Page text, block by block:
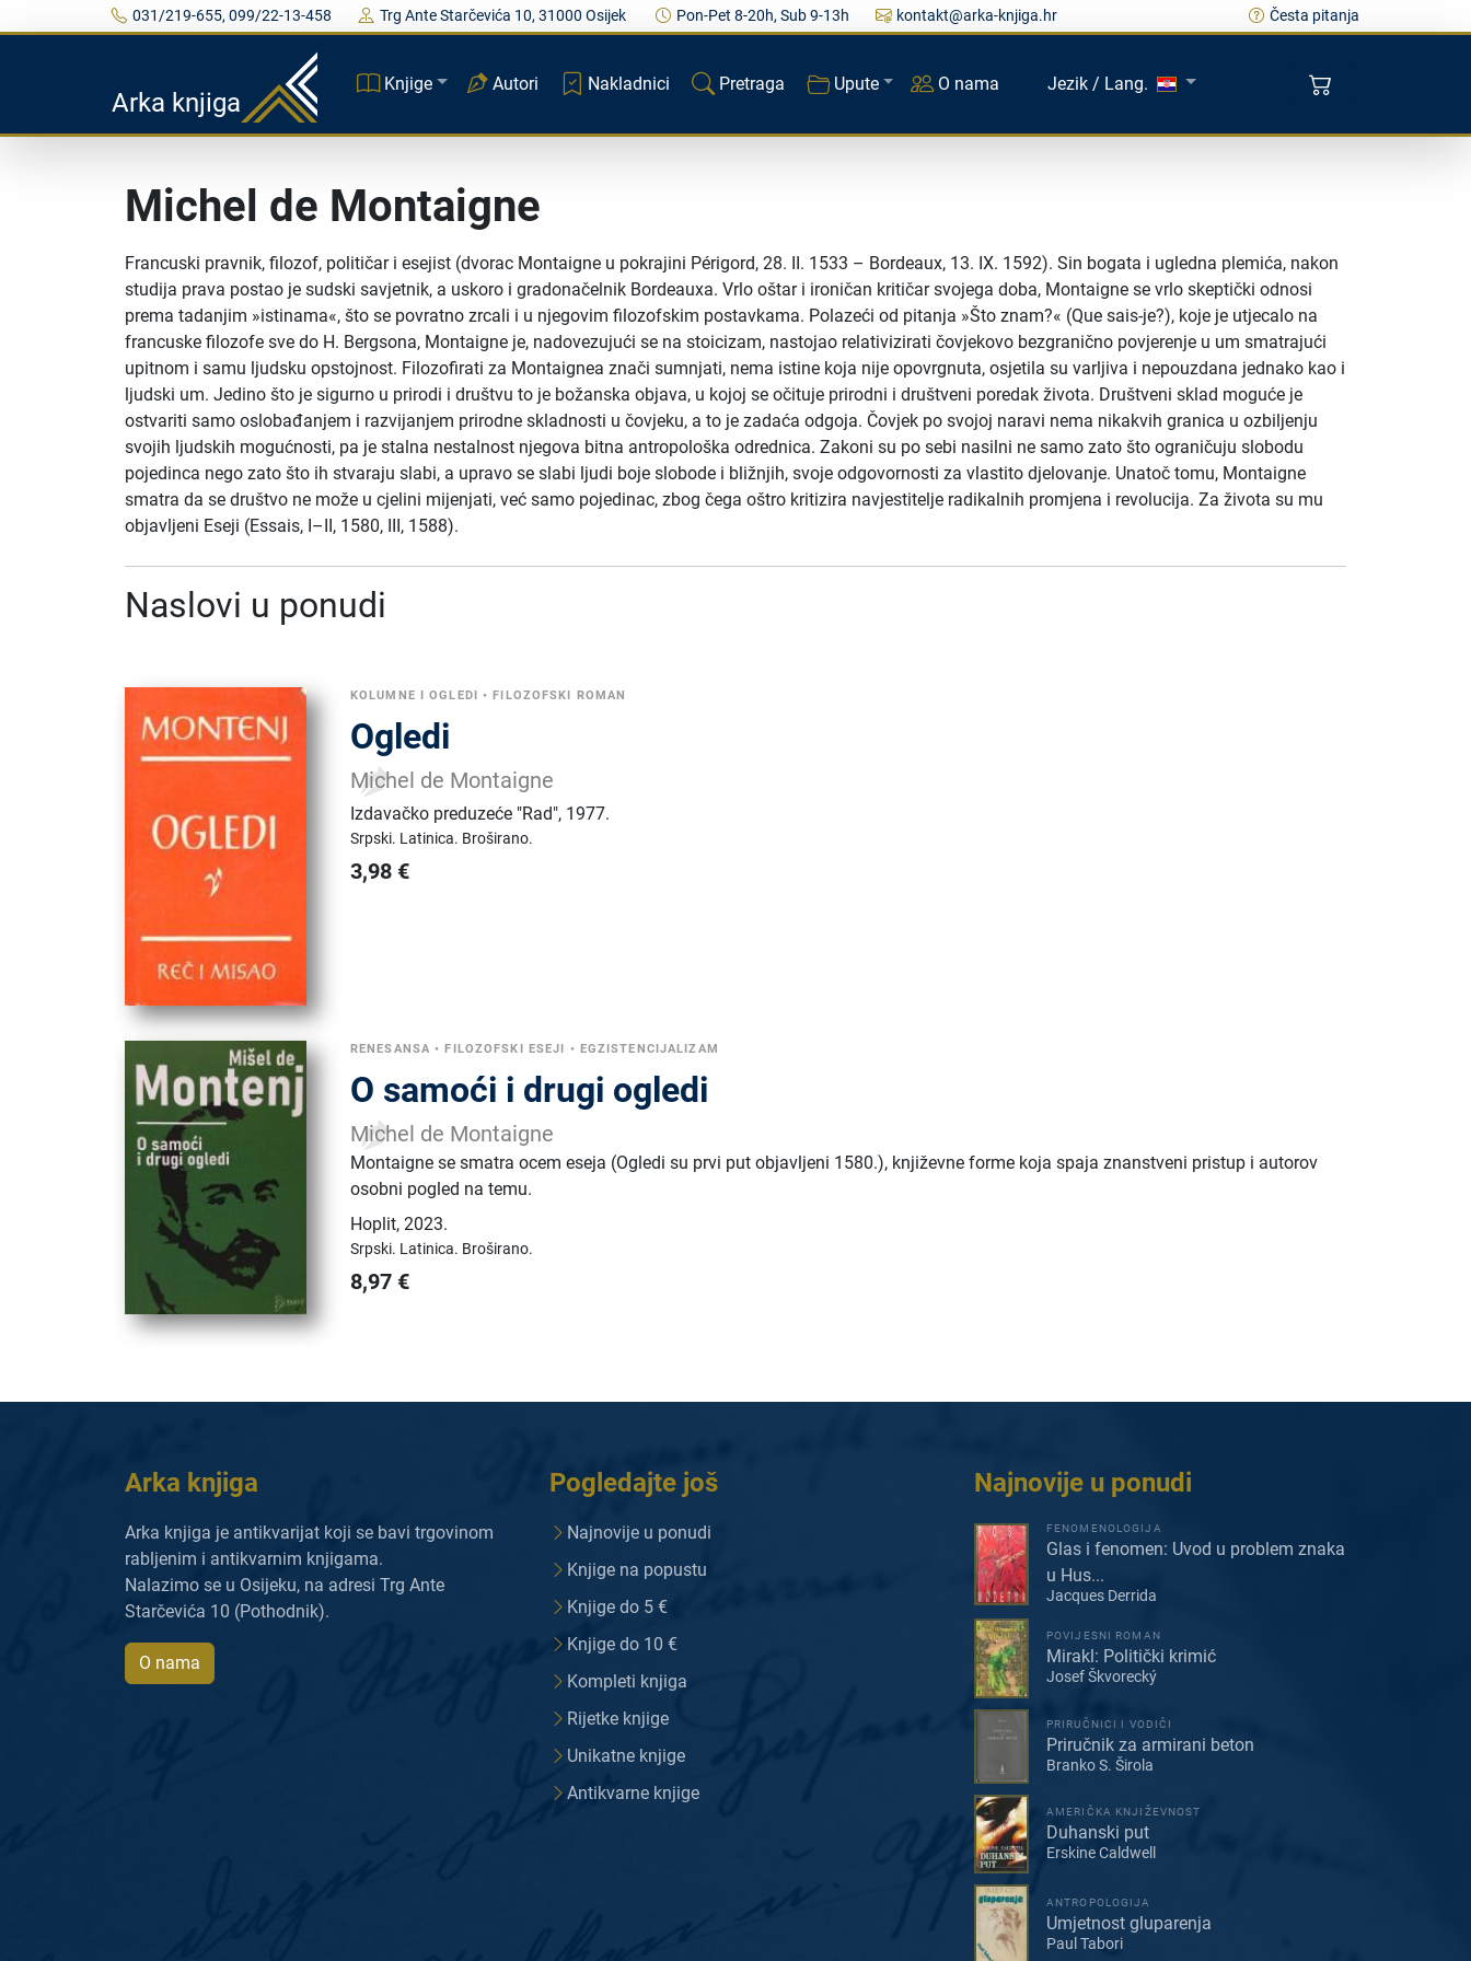
031/219-655, 099/22-13-458 Trg Ante Starčevića 10, 31000 Osijek Pon-Pet 8-20h, Sub 9-13h kontakt@arka-knjiga.hr Česta pitanja
Arka knjiga
Knjige Autori Nakladnici Pretraga Upute O nama Jezik / Lang.
Michel de Montaigne
Francuski pravnik, filozof, političar i esejist (dvorac Montaigne u pokrajini Périgord, 28. II. 1533 – Bordeaux, 13. IX. 1592). Sin bogata i ugledna plemića, nakon
studija prava postao je sudski savjetnik, a uskoro i gradonačelnik Bordeauxa. Vrlo oštar i ironičan kritičar svojega doba, Montaigne se vrlo skeptički odnosi
prema tadanjim »istinama«, što se povratno zrcali i u njegovim filozofskim postavkama. Polazeći od pitanja »Što znam?« (Que sais-je?), koje je utjecalo na
francuske filozofe sve do H. Bergsona, Montaigne je, nadovezujući se na stoicizam, nastojao relativizirati čovjekovo bezgranično povjerenje u um smatrajući
upitnom i samu ljudsku opstojnost. Filozofirati za Montaignea znači sumnjati, nema istine koja nije opovrgnuta, osjetila su varljiva i nepouzdana jednako kao i
ljudski um. Jedino što je sigurno u prirodi i društvu to je božanska objava, u kojoj se očituje prirodni i društveni poredak života. Društveni sklad moguće je
ostvariti samo oslobađanjem i razvijanjem prirodne skladnosti u čovjeku, a to je zadaća odgoja. Čovjek po svojoj naravi nema nikakvih granica u ozbiljenju
svojih ljudskih mogućnosti, pa je stalna nestalnost njegova bitna antropološka odrednica. Zakoni su po sebi nasilni ne samo zato što ograničuju slobodu
pojedinca nego zato što ih stvaraju slabi, a upravo se slabi ljudi boje slobode i bližnjih, svoje odgovornosti za vlastito djelovanje. Unatoč tomu, Montaigne
smatra da se društvo ne može u cjelini mijenjati, već samo pojedinac, zbog čega oštro kritizira navjestitelje radikalnih promjena i revolucija. Za života su mu
objavljeni Eseji (Essais, I–II, 1580, III, 1588).
Naslovi u ponudi
KOLUMNE I OGLEDI •FILOZOFSKI ROMAN
Ogledi
Michel de Montaigne
Izdavačko preduzeće "Rad", 1977.
Srpski. Latinica. Broširano.
3,98 €
RENESANSA •FILOZOFSKI ESEJI • EGZISTENCIJALIZAM
O samoći i drugi ogledi
Michel de Montaigne
Montaigne se smatra ocem eseja (Ogledi su prvi put objavljeni 1580.), književne forme koja spaja znanstveni pristup i autorov
osobni pogled na temu.
Hoplit, 2023.
Srpski. Latinica. Broširano.
8,97 €
Arka knjiga
Arka knjiga je antikvarijat koji se bavi trgovinom
rabljenim i antikvarnim knjigama.
Nalazimo se u Osijeku, na adresi Trg Ante
Starčevića 10 (Pothodnik).
O nama
Pogledajte još
Najnovije u ponudi
Knjige na popustu
Knjige do 5 €
Knjige do 10 €
Kompleti knjiga
Rijetke knjige
Unikatne knjige
Antikvarne knjige
Najnovije u ponudi
FENOMENOLOGIJA
Glas i fenomen: Uvod u problem znaka
u Hus...
Jacques Derrida
POVIJESNI ROMAN
Mirakl: Politički krimić
Josef Škvorecký
PRIRUČNICI I VODIČI
Priručnik za armirani beton
Branko S. Širola
AMERIČKA KNJIŽEVNOST
Duhanski put
Erskine Caldwell
ANTROPOLOGIJA
Umjetnost gluparenja
Paul Tabori